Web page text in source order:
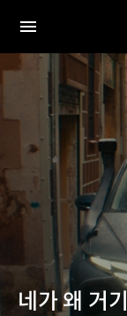
전체
메뉴
네가 왜 거